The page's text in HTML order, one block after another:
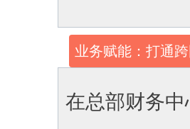
业务赋能：打通
在总部财务